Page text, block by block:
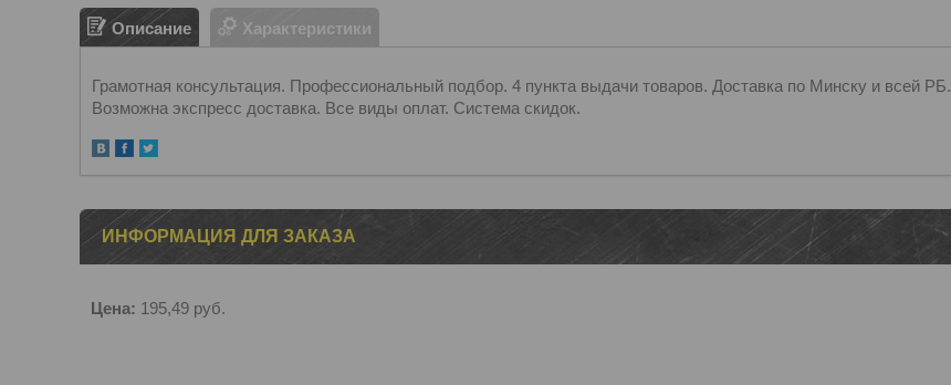
Описание Характеристики
Грамотная консультация. Профессиональный подбор. 4 пункта выдачи товаров. Доставка по Минску и всей РБ.
Возможна экспресс доставка. Все виды оплат. Система скидок.
ИНФОРМАЦИЯ ДЛЯ ЗАКАЗА
Цена: 195,49 руб.